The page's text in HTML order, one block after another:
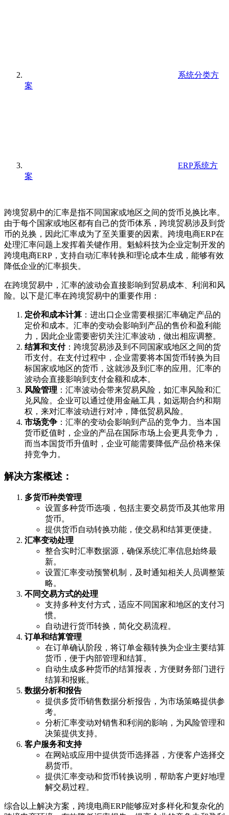
系统分类方
案
ERP系统方
案
跨境贸易中的汇率是指不同国家或地区之间的货币兑换比率。
由于每个国家或地区都有自己的货币体系，跨境贸易涉及到货
币的兑换，因此汇率成为了至关重要的因素。跨境电商ERP在
处理汇率问题上发挥着关键作用。魁鲸科技为企业定制开发的
跨境电商ERP，支持自动汇率转换和理论成本生成，能够有效
降低企业的汇率损失。
在跨境贸易中，汇率的波动会直接影响到贸易成本、利润和风
险。以下是汇率在跨境贸易中的重要作用：
定价和成本计算 ：进出口企业需要根据汇率确定产品的
定价和成本。汇率的变动会影响到产品的售价和盈利能
力，因此企业需要密切关注汇率波动，做出相应调整。
结算和支付：跨境贸易涉及到不同国家或地区之间的货
币支付。在支付过程中，企业需要将本国货币转换为目
标国家或地区的货币，这就涉及到汇率的应用。汇率的
波动会直接影响到支付金额和成本。
风险管理 ：汇率波动会带来贸易风险，如汇率风险和汇
兑风险。企业可以通过使用金融工具，如远期合约和期
权，来对汇率波动进行对冲，降低贸易风险。
市场竞争 ：汇率的变动会影响到产品的竞争力。当本国
货币贬值时，企业的产品在国际市场上会更具竞争力，
而当本国货币升值时，企业可能需要降低产品价格来保
持竞争力。
解决方案概述：
多货币种类管理
设置多种货币选项，包括主要交易货币及其他常用
货币。
提供货币自动转换功能，使交易和结算更便捷。
汇率变动处理
整合实时汇率数据源，确保系统汇率信息始终最
新。
设置汇率变动预警机制，及时通知相关人员调整策
略。
不同交易方式的处理
支持多种支付方式，适应不同国家和地区的支付习
惯。
自动进行货币转换，简化交易流程。
订单和结算管理
在订单确认阶段，将订单金额转换为企业主要结算
货币，便于内部管理和结算。
自动生成多种货币的结算报表，方便财务部门进行
结算和报账。
数据分析和报告
提供多货币销售数据分析报告，为市场策略提供参
考。
分析汇率变动对销售和利润的影响，为风险管理和
决策提供支持。
客户服务和支持
在网站或应用中提供货币选择器，方便客户选择交
易货币。
提供汇率变动和货币转换说明，帮助客户更好地理
解交易过程。
综合以上解决方案，跨境电商ERP能够应对多样化和复杂化的